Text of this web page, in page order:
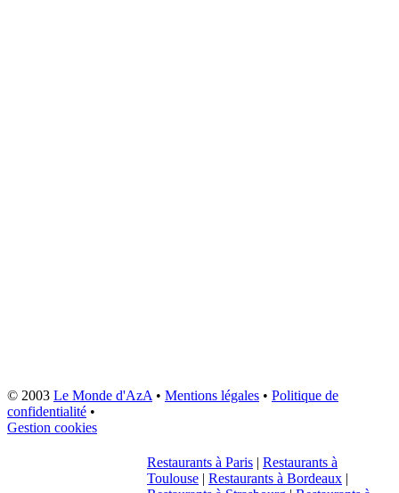
© 2003 Le Monde d'AzA• Mentions légales • Politique de
confidentialité •
Gestion cookies
Restaurants à Paris | Restaurants à
Toulouse | Restaurants à Bordeaux |